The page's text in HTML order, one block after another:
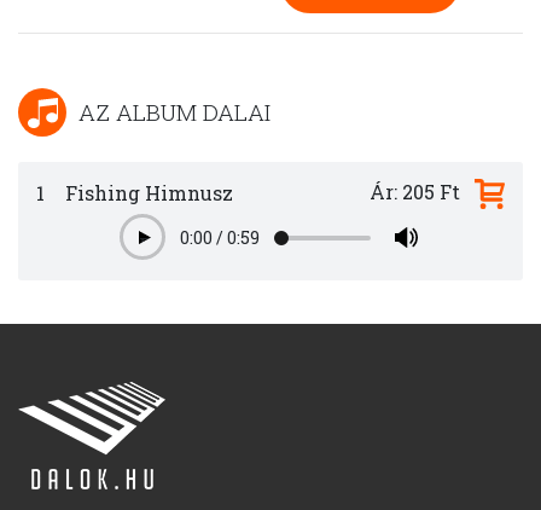
AZ ALBUM DALAI
1 Fishing Himnusz
Play0:00 /0:59
Ár: 205 Ft